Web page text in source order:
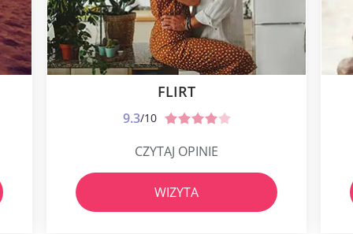
FLIRT
9.3/10
CZYTAJ OPINIE
WIZYTA